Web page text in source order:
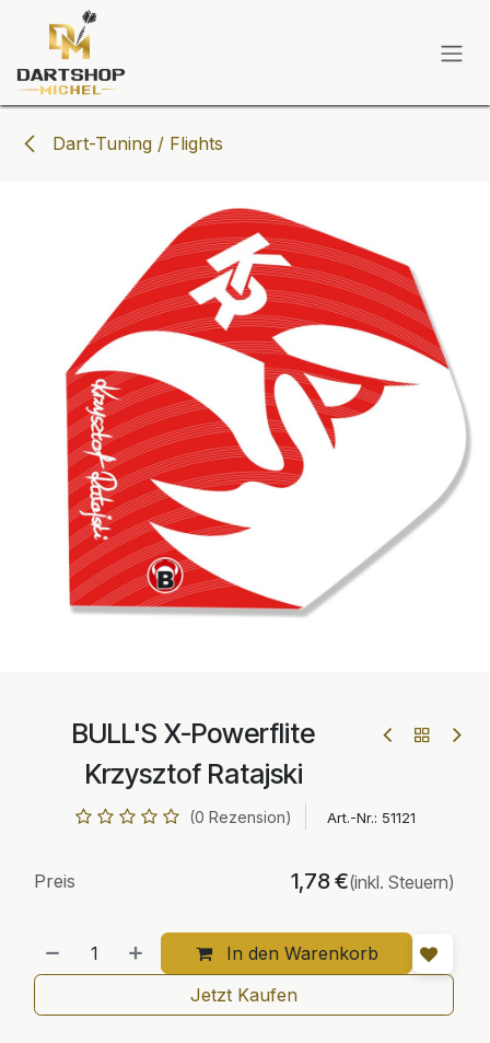
Zum Inhalt springen
Dart-Tuning / Flights
BULL'S X-Powerflite
Krzysztof Ratajski
(0 Rezension) Art.-Nr.: 51121
In den Warenkorb
Preis 1,78€(inkl. Steuern)
Jetzt Kaufen